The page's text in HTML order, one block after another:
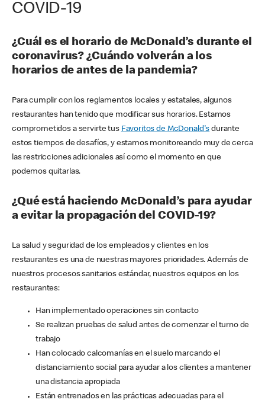
COVID-19
¿Cuál es el horario de McDonald’s durante el
coronavirus? ¿Cuándo volverán a los
horarios de antes de la pandemia?
Para cumplir con los reglamentos locales y estatales, algunos
restaurantes han tenido que modificar sus horarios. Estamos
comprometidos a servirte tus Favoritos de McDonald's durante
estos tiempos de desafíos, y estamos monitoreando muy de cerca
las restricciones adicionales así como el momento en que
podemos quitarlas.
¿Qué está haciendo McDonald’s para ayudar
a evitar la propagación del COVID-19?
La salud y seguridad de los empleados y clientes en los
restaurantes es una de nuestras mayores prioridades. Además de
nuestros procesos sanitarios estándar, nuestros equipos en los
restaurantes:
Han implementado operaciones sin contacto
Se realizan pruebas de salud antes de comenzar el turno de
trabajo
Han colocado calcomanías en el suelo marcando el
distanciamiento social para ayudar a los clientes a mantener
una distancia apropiada
Están entrenados en las prácticas adecuadas para el